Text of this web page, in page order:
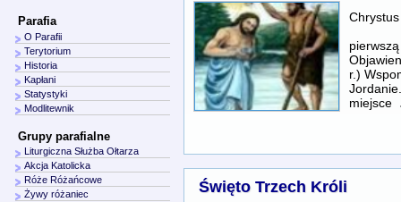
r.)
miejsce
Święto Trzech Króli
Parafia
O Parafii
Terytorium
Historia
Kapłani
Statystyki
Modlitewnik
Grupy parafialne
Liturgiczna Służba Ołtarza
Akcja Katolicka
Róże Różańcowe
Żywy różaniec